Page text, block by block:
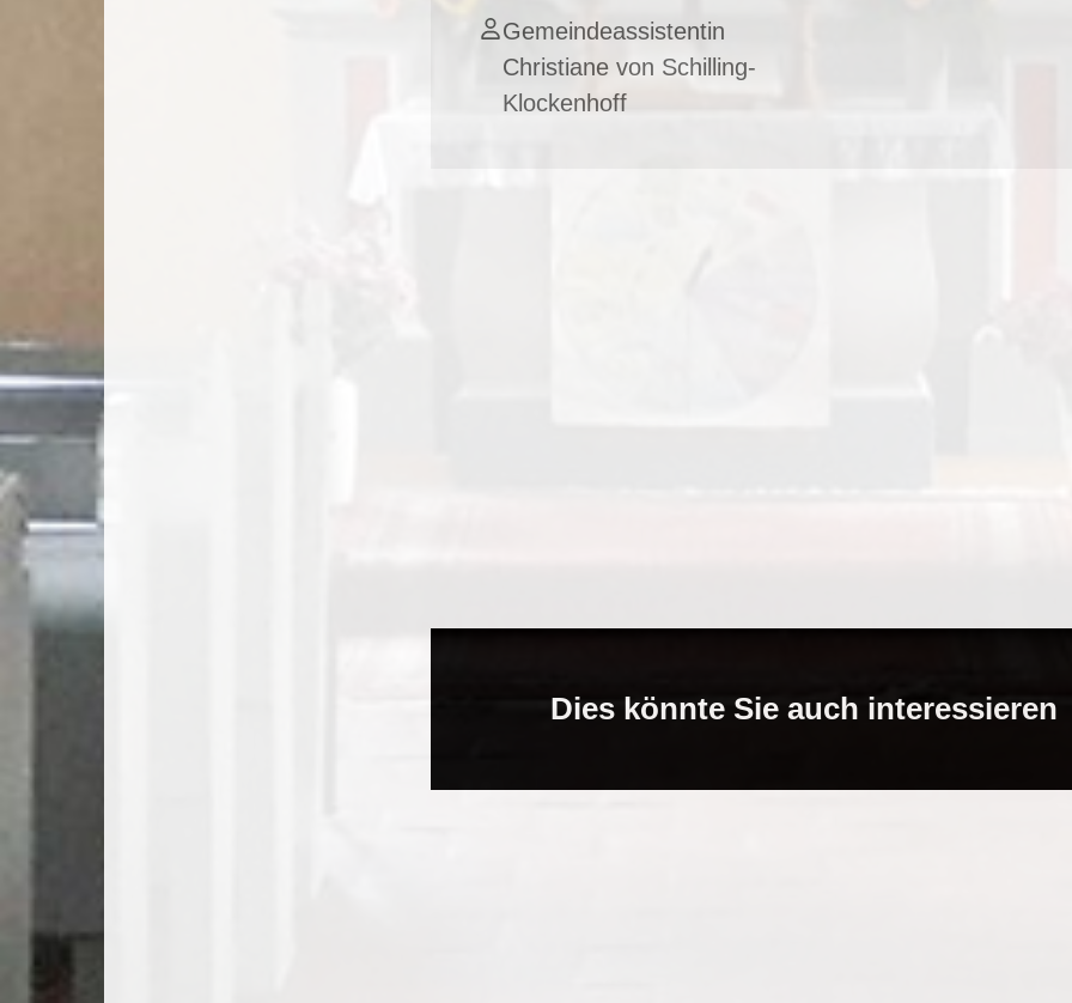
Gemeindeassistentin
Christiane von Schilling-
Klockenhoff
Dies könnte Sie auch interessieren